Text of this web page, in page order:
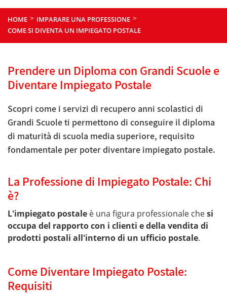
HOME > IMPARARE UNA PROFESSIONE >
COME SI DIVENTA UN IMPIEGATO POSTALE
Prendere un Diploma con Grandi Scuole e
Diventare Impiegato Postale
Scopri come i servizi di recupero anni scolastici di
Grandi Scuole ti permettono di conseguire il diploma
di maturità di scuola media superiore, requisito
fondamentale per poter diventare impiegato postale.
La Professione di Impiegato Postale: Chi
è?
L'impiegato postale è una figura professionale chesi
occupa del rapporto con i clienti e della vendita di
prodotti postali all'interno di un ufficio postale.
Come Diventare Impiegato Postale:
Requisiti